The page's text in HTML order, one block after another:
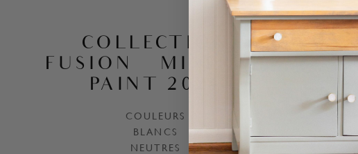
COLLECTION
FUSION™ MINERAL
PAINT 2024
COULEURS
BLANCS
NEUTRES